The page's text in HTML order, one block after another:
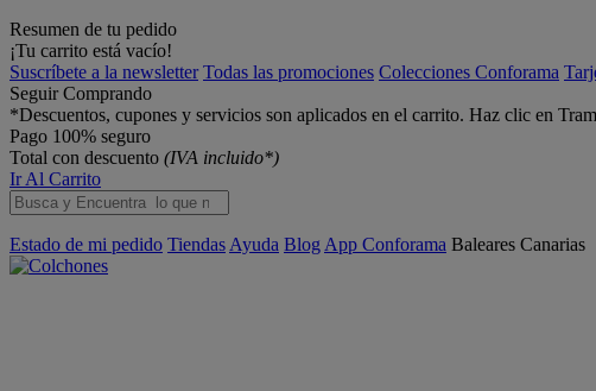
Resumen de tu pedido
¡Tu carrito está vacío!
Suscríbete a la newsletter Todas las promociones Colecciones Conforama
Seguir Comprando
*Descuentos, cupones y servicios son aplicados en el carrito. Haz clic en
Pago 100% seguro
Total con descuento (IVA incluido*)
Ir Al Carrito
Estado de mi pedido Tiendas Ayuda Blog App Conforama Baleares Canarias